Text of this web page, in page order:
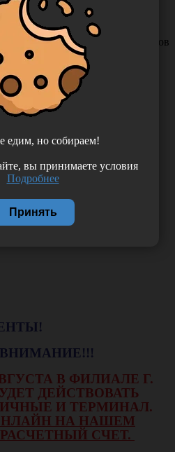
0 отзывов
15 упак.
2 упак.
о пациентах.
побед!
В ФИЛИАЛЕ Г.
ДЕЙСТВОВАТЬ
И ТЕРМИНАЛ.
НА НАШЕМ
СЧЕТ.
едим, но собираем!
вы принимаете условия
Подробнее
Принять